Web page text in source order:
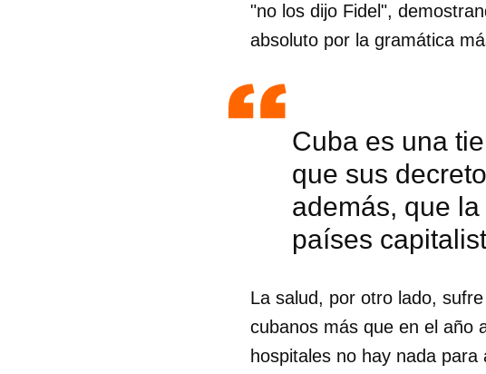
Para poder
cuenta de
"no los dijo Fidel",
absoluto por la gramática
Cuba es una
que sus
además, que
países
La salud, por otro lado,
cubanos más que en el año
hospitales no hay nada